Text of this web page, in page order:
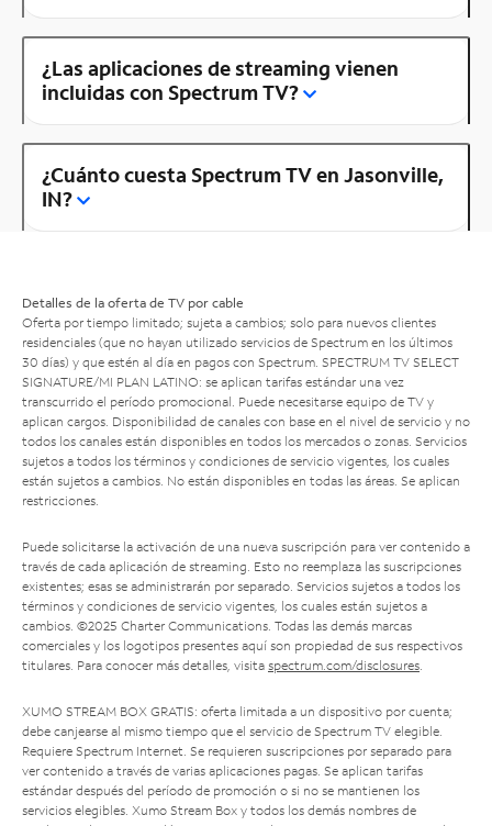
¿Las aplicaciones de streaming vienen
incluidas con Spectrum TV?
¿Cuánto cuesta Spectrum TV en Jasonville,
IN?
Detalles de la oferta de TV por cable
Oferta por tiempo limitado; sujeta a cambios; solo para nuevos clientes
residenciales (que no hayan utilizado servicios de Spectrum en los últimos
30 días) y que estén al día en pagos con Spectrum. SPECTRUM TV SELECT
SIGNATURE/MI PLAN LATINO: se aplican tarifas estándar una vez
transcurrido el período promocional. Puede necesitarse equipo de TV y
aplican cargos. Disponibilidad de canales con base en el nivel de servicio y no
todos los canales están disponibles en todos los mercados o zonas. Servicios
sujetos a todos los términos y condiciones de servicio vigentes, los cuales
están sujetos a cambios. No están disponibles en todas las áreas. Se aplican
restricciones.
Puede solicitarse la activación de una nueva suscripción para ver contenido a
través de cada aplicación de streaming. Esto no reemplaza las suscripciones
existentes; esas se administrarán por separado. Servicios sujetos a todos los
términos y condiciones de servicio vigentes, los cuales están sujetos a
cambios. ©2025 Charter Communications. Todas las demás marcas
comerciales y los logotipos presentes aquí son propiedad de sus respectivos
titulares. Para conocer más detalles, visita spectrum.com/disclosures
XUMO STREAM BOX GRATIS: oferta limitada a un dispositivo por cuenta;
debe canjearse al mismo tiempo que el servicio de Spectrum TV elegible.
Requiere Spectrum Internet. Se requieren suscripciones por separado para
ver contenido a través de varias aplicaciones pagas. Se aplican tarifas
estándar después del período de promoción o si no se mantienen los
servicios elegibles. Xumo Stream Box y todos los demás nombres de